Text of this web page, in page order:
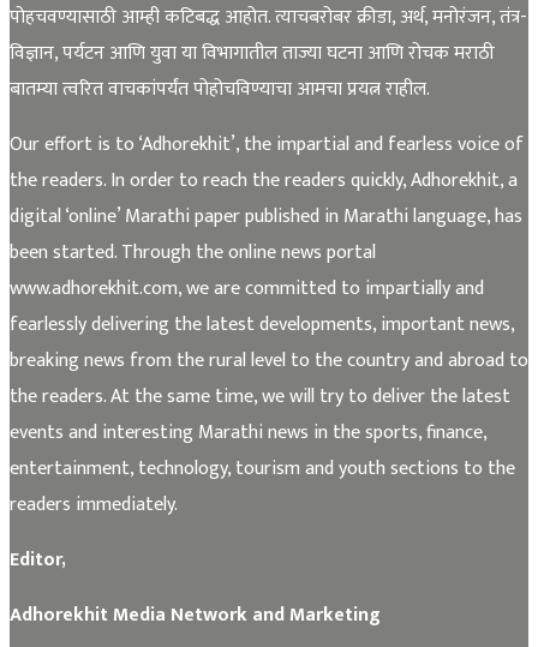
पोहचवण्यासाठी आम्ही कटिबद्ध आहोत. त्याचबरोबर क्रीडा, अर्थ, मनोरंजन, तंत्र-
विज्ञान, पर्यटन आणि युवा या विभागातील ताज्या घटना आणि रोचक मराठी
बातम्या त्वरित वाचकांपर्यंत पोहोचविण्याचा आमचा प्रयत्न राहील.
Our effort is to ‘Adhorekhit’, the impartial and fearless voice of
the readers. In order to reach the readers quickly, Adhorekhit, a
digital ‘online’ Marathi paper published in Marathi language, has
been started. Through the online news portal
www.adhorekhit.com, we are committed to impartially and
fearlessly delivering the latest developments, important news,
breaking news from the rural level to the country and abroad to
the readers. At the same time, we will try to deliver the latest
events and interesting Marathi news in the sports, finance,
entertainment, technology, tourism and youth sections to the
readers immediately.
Editor,
Adhorekhit Media Network and Marketing